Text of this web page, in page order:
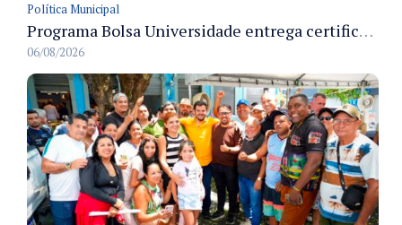
Política Municipal
Programa Bolsa Universidade entrega certificados a formandos em Manaus na sede do Executivo municipal
06/08/2026